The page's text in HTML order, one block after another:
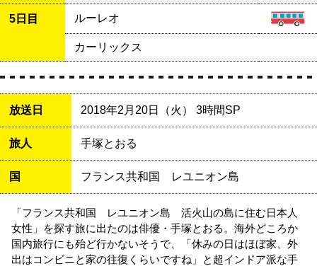
5日目 ルーレオ
カーリックス
放送日 2018年2月20日（火） 3時間SP
旅人 手塚とおる
国 フランス共和国 レユニオン島
「フランス共和国 レユニオン島 活火山の島に住む日本人
女性」を探す旅に出たのは俳優・手塚とおる。海外どころか
国内旅行にも殆ど行かないそうで、「休みの日はほぼ家、外
出はコンビニと家の往復くらいですね」と超インドア派な手